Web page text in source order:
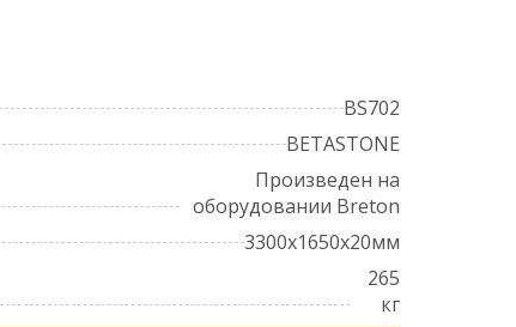
BS702
BETASTONE
Произведен на
оборудовании Breton
3300x1650x20мм
265
кг